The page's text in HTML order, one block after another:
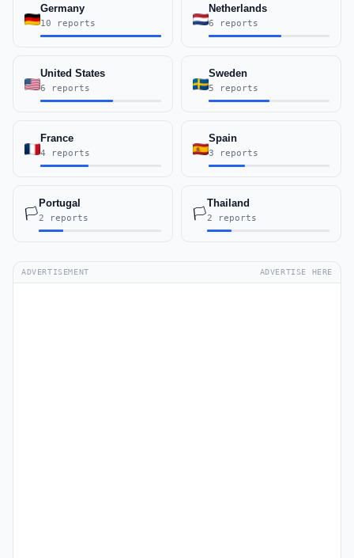
Germany
10 reports
Netherlands
6 reports
United States
6 reports
Sweden
5 reports
France
4 reports
Spain
3 reports
🏳️
Portugal
2 reports 🏳️
Thailand
2 reports
ADVERTISEMENT ADVERTISE HERE